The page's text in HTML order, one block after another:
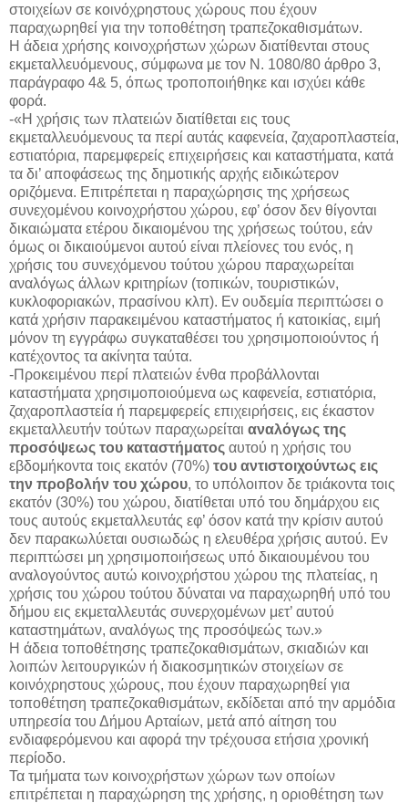
στοιχείων σε κοινόχρηστους χώρους που έχουν
παραχωρηθεί για την τοποθέτηση τραπεζοκαθισμάτων.
Η άδεια χρήσης κοινοχρήστων χώρων διατίθενται στους
εκμεταλλευόμενους, σύμφωνα με τον Ν. 1080/80 άρθρο 3,
παράγραφο 4& 5, όπως τροποποιήθηκε και ισχύει κάθε
φορά.
-«Η χρήσις των πλατειών διατίθεται εις τους
εκμεταλλευόμενους τα περί αυτάς καφενεία, ζαχαροπλαστεία,
εστιατόρια, παρεμφερείς επιχειρήσεις και καταστήματα, κατά
τα δι’ αποφάσεως της δημοτικής αρχής ειδικώτερον
οριζόμενα. Επιτρέπεται η παραχώρησις της χρήσεως
συνεχομένου κοινοχρήστου χώρου, εφ’ όσον δεν θίγονται
δικαιώματα ετέρου δικαιομένου της χρήσεως τούτου, εάν
όμως οι δικαιούμενοι αυτού είναι πλείονες του ενός, η
χρήσις του συνεχόμενου τούτου χώρου παραχωρείται
αναλόγως άλλων κριτηρίων (τοπικών, τουριστικών,
κυκλοφοριακών, πρασίνου κλπ). Εν ουδεμία περιπτώσει ο
κατά χρήσιν παρακειμένου καταστήματος ή κατοικίας, ειμή
μόνον τη εγγράφω συγκαταθέσει του χρησιμοποιούντος ή
κατέχοντος τα ακίνητα ταύτα.
-Προκειμένου περί πλατειών ένθα προβάλλονται
καταστήματα χρησιμοποιούμενα ως καφενεία, εστιατόρια,
ζαχαροπλαστεία ή παρεμφερείς επιχειρήσεις, εις έκαστον
εκμεταλλευτήν τούτων παραχωρείται αναλόγως της
προσόψεως του καταστήματος αυτού η χρήσις του
εβδομήκοντα τοις εκατόν (70%) του αντιστοιχούντως εις
την προβολήν του χώρου, το υπόλοιπον δε τριάκοντα τοις
εκατόν (30%) του χώρου, διατίθεται υπό του δημάρχου εις
τους αυτούς εκμεταλλευτάς εφ’ όσον κατά την κρίσιν αυτού
δεν παρακωλύεται ουσιωδώς η ελευθέρα χρήσις αυτού. Εν
περιπτώσει μη χρησιμοποιήσεως υπό δικαιουμένου του
αναλογούντος αυτώ κοινοχρήστου χώρου της πλατείας, η
χρήσις του χώρου τούτου δύναται να παραχωρηθή υπό του
δήμου εις εκμεταλλευτάς συνερχομένων μετ’ αυτού
καταστημάτων, αναλόγως της προσόψεώς των.»
Η άδεια τοποθέτησης τραπεζοκαθισμάτων, σκιαδιών και
λοιπών λειτουργικών ή διακοσμητικών στοιχείων σε
κοινόχρηστους χώρους, που έχουν παραχωρηθεί για
τοποθέτηση τραπεζοκαθισμάτων, εκδίδεται από την αρμόδια
υπηρεσία του Δήμου Αρταίων, μετά από αίτηση του
ενδιαφερόμενου και αφορά την τρέχουσα ετήσια χρονική
περίοδο.
Τα τμήματα των κοινοχρήστων χώρων των οποίων
επιτρέπεται η παραχώρηση της χρήσης, η οριοθέτηση των